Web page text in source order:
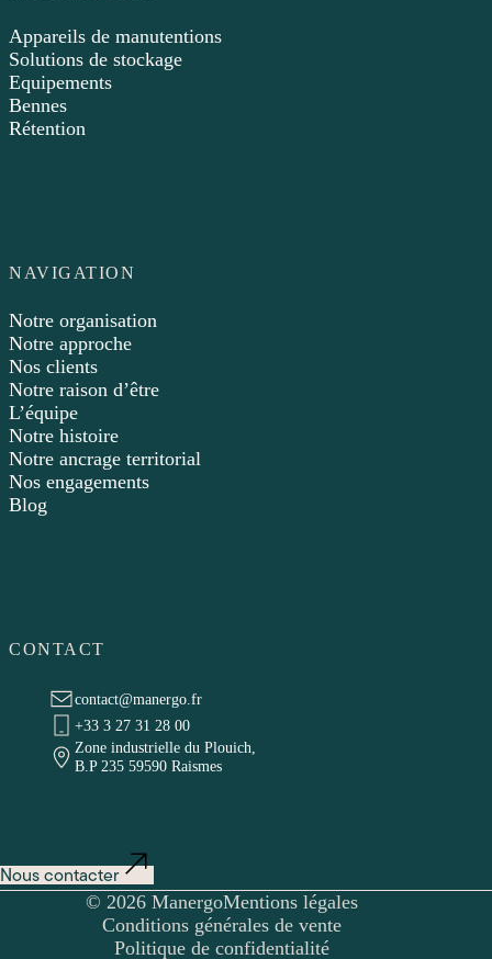
Appareils de manutentions
Solutions de stockage
Equipements
Bennes
Rétention
NAVIGATION
Notre organisation
Notre approche
Nos clients
Notre raison d’être
L’équipe
Notre histoire
Notre ancrage territorial
Nos engagements
Blog
CONTACT
contact@manergo.fr
+33 3 27 31 28 00
Zone industrielle du Plouich,
B.P 235 59590 Raismes
Nous contacter
© 2026 ManergoMentions légales
Conditions générales de vente
Politique de confidentialité